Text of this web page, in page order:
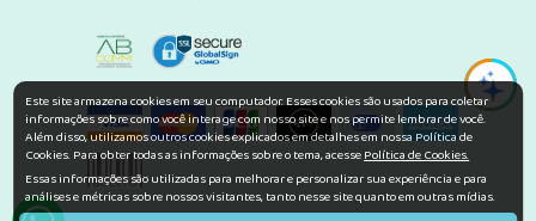
Este site armazena cookies em seu computador. Esses cookies são usados para coletar
informações sobre como você interage com nosso site e nos permite lembrar de você.
Além disso, utilizamos outros cookies explicados em detalhes em nossa Política de
Cookies. Para obter todas as informações sobre o tema, acessePolítica de Cookies.
Essas informações são utilizadas para melhorar e personalizar sua experiência e para
análises e métricas sobre nossos visitantes, tanto nesse site quanto em outras mídias.